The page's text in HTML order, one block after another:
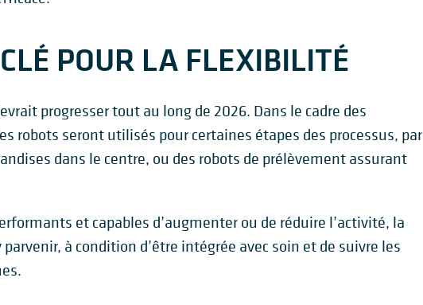
POUR LA FLEXIBILITÉ
progresser tout au long de 2026. Dans le cadre des
robots seront utilisés pour certaines étapes des processus, par
dans le centre, ou des robots de prélèvement assurant
et capables d’augmenter ou de réduire l’activité, la
à condition d’être intégrée avec soin et de suivre les